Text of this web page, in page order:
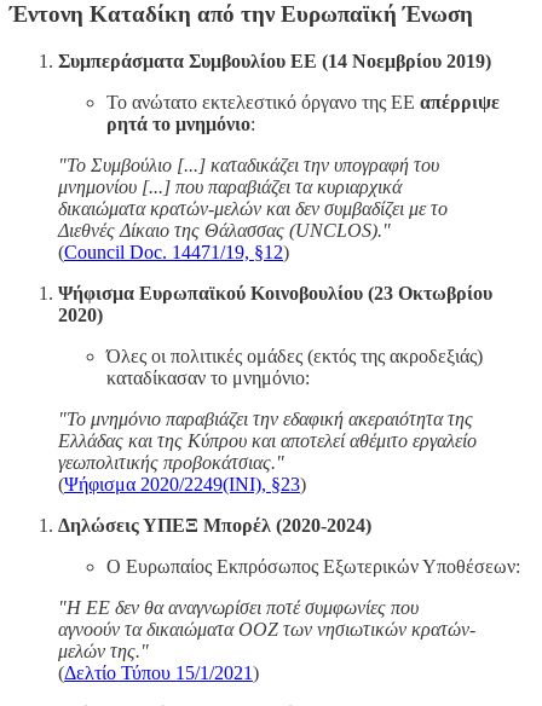
Έντονη Καταδίκη από την Ευρωπαϊκή Ένωση
Συμπεράσματα Συμβουλίου ΕΕ (14 Νοεμβρίου 2019)
Το ανώτατο εκτελεστικό όργανο της ΕΕ απέρριψε
ρητά το μνημόνιο:
"Το Συμβούλιο [...] καταδικάζει την υπογραφή του
μνημονίου [...] που παραβιάζει τα κυριαρχικά
δικαιώματα κρατών-μελών και δεν συμβαδίζει με το
Διεθνές Δίκαιο της Θάλασσας (UNCLOS)."
(Council Doc. 14471/19, §12)
Ψήφισμα Ευρωπαϊκού Κοινοβουλίου (23 Οκτωβρίου
2020)
Όλες οι πολιτικές ομάδες (εκτός της ακροδεξιάς)
καταδίκασαν το μνημόνιο:
"Το μνημόνιο παραβιάζει την εδαφική ακεραιότητα της
Ελλάδας και της Κύπρου και αποτελεί αθέμιτο εργαλείο
γεωπολιτικής προβοκάτσιας."
(Ψήφισμα 2020/2249(INI), §23)
Δηλώσεις ΥΠΕΞ Μπορέλ (2020-2024)
Ο Ευρωπαίος Εκπρόσωπος Εξωτερικών Υποθέσεων:
"Η ΕΕ δεν θα αναγνωρίσει ποτέ συμφωνίες που
αγνοούν τα δικαιώματα ΟΟΖ των νησιωτικών κρατών-
μελών της."
(Δελτίο Τύπου 15/1/2021)